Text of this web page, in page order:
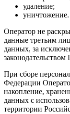
удаление;
уничтожение.
Оператор не
данные третьим
данных, за
При сборе
Федерации
накопление,
данных с
территории